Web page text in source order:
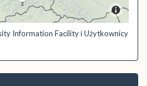
Information Facility i Użytkownicy